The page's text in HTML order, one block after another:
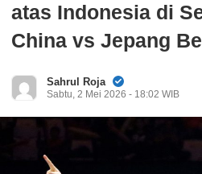
atas Indonesia di
China vs Jepang
Sahrul Roja
Sabtu, 2 Mei 2026 - 18:02 WIB